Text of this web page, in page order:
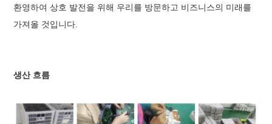
환영하여 상호 발전을 위해 우리를 방문하고 비즈니스의 미래를
가져올 것입니다.
생산 흐름